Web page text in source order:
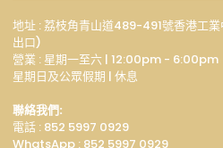
地址 : 荔枝角青山道489-491號香港工
出口)
營業 : 星期一至六 | 12:00pm - 6:00pm
星期日及公眾假期 | 休息
聯絡我們:
電話 : 852 5997 0929
WhatsApp : 852 5997 0929